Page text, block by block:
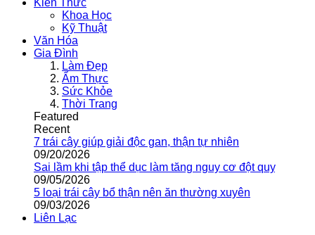
Kiến Thức
Khoa Học
Kỹ Thuật
Văn Hóa
Gia Đình
Làm Đẹp
Ẩm Thực
Sức Khỏe
Thời Trang
Featured
Recent
7 trái cây giúp giải độc gan, thận tự nhiên
09/20/2026
Sai lầm khi tập thể dục làm tăng nguy cơ đột quỵ
09/05/2026
5 loại trái cây bổ thận nên ăn thường xuyên
09/03/2026
Liên Lạc